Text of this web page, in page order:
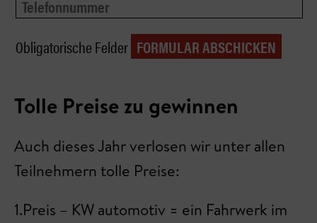
Obligatorische Felder
Tolle Preise zu gewinnen
Auch dieses Jahr verlosen wir unter allen
Teilnehmern tolle Preise:
1.Preis – KW automotiv = ein Fahrwerk im